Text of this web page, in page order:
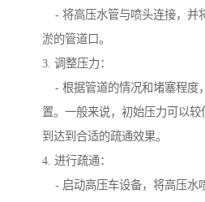
- 将高压水管与喷头连接，并
淤的管道口。
3. 调整压力：
- 根据管道的情况和堵塞程度
置。一般来说，初始压力可以
到达到合适的疏通效果。
4. 进行疏通：
- 启动高压车设备，将高压水